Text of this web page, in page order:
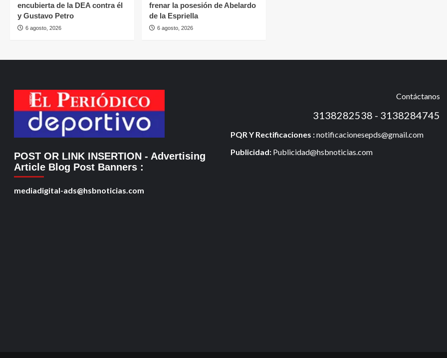
encubierta de la DEA contra él
y Gustavo Petro
6 agosto, 2026
frenar la posesión de Abelardo
de la Espriella
6 agosto, 2026
POST OR LINK INSERTION - Advertising
Article Blog Post Banners :
mediadigital-ads@hsbnoticias.com
Contáctanos
3138282538 - 3138284745
PQR Y Rectificaciones :notificacionesepds@gmail.com
Publicidad: Publicidad@hsbnoticias.com